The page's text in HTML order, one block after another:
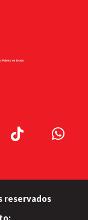
TikTok
reservados